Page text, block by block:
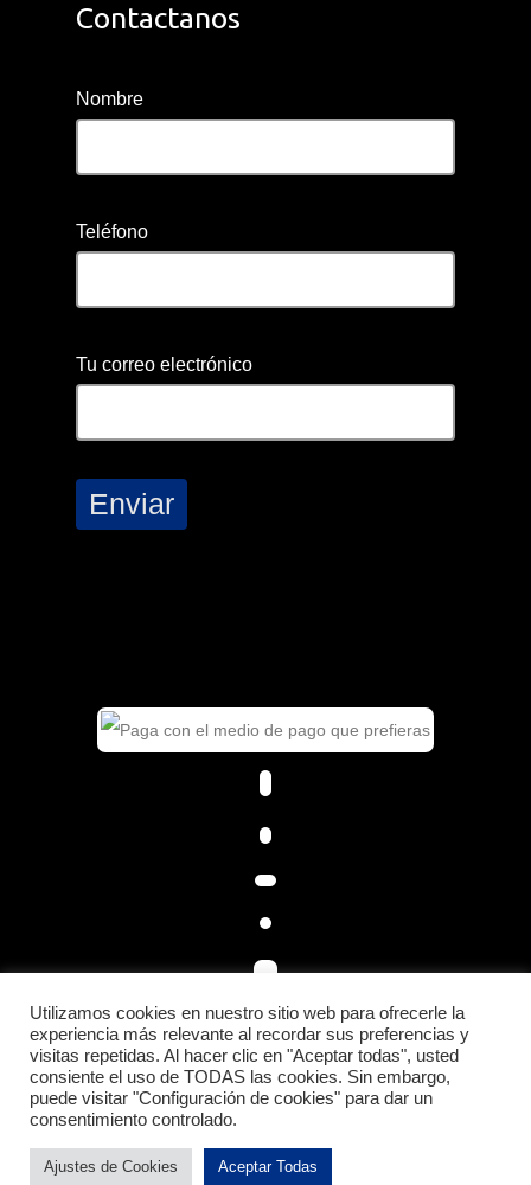
Contactanos
Nombre
Teléfono
Tu correo electrónico
© 2026 LACUSPORTS.
Utilizamos cookies en nuestro sitio web para ofrecerle la
experiencia más relevante al recordar sus preferencias y
visitas repetidas. Al hacer clic en "Aceptar todas", usted
consiente el uso de TODAS las cookies. Sin embargo,
puede visitar "Configuración de cookies" para dar un
consentimiento controlado.
Ajustes de Cookies Aceptar Todas